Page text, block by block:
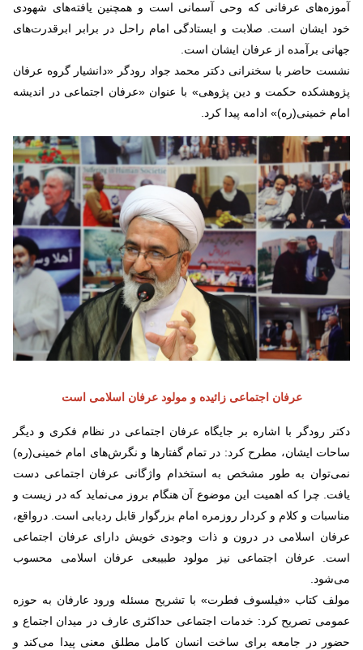
آموزه‌های عرفانی که وحی آسمانی است و همچنین یافته‌های شهودی
خود ایشان است. صلابت و ایستادگی امام راحل در برابر ابرقدرت‌های
جهانی برآمده از عرفان ایشان است.
نشست حاضر با سخنرانی دکتر محمد جواد رودگر «دانشیار گروه عرفان
پژوهشکده حکمت و دین پژوهی» با عنوان «عرفان اجتماعی در اندیشه
امام خمینی(ره)» ادامه پیدا کرد.
عرفان اجتماعی زائیده و مولود عرفان اسلامی است
دکتر رودگر با اشاره بر جایگاه عرفان اجتماعی در نظام فکری و دیگر
ساحات ایشان، مطرح کرد: در تمام گفتارها و نگرش‌های امام خمینی(ره)
نمی‌توان به طور مشخص به استخدام واژگانی عرفان اجتماعی دست
یافت. چرا که اهمیت این موضوع آن هنگام بروز می‌نماید که در زیست و
مناسبات و کلام و کردار روزمره امام بزرگوار قابل ردیابی است. درواقع،
عرفان اسلامی در درون و ذات وجودی خویش دارای عرفان اجتماعی
است. عرفان اجتماعی نیز مولود طبیبعی عرفان اسلامی محسوب
می‌شود.
مولف کتاب «فیلسوف فطرت» با تشریح مسئله ورود عارفان به حوزه
عمومی تصریح کرد: خدمات اجتماعی حداکثری عارف در میدان اجتماع و
حضور در جامعه برای ساخت انسان کامل مطلق معنی پیدا می‌کند و